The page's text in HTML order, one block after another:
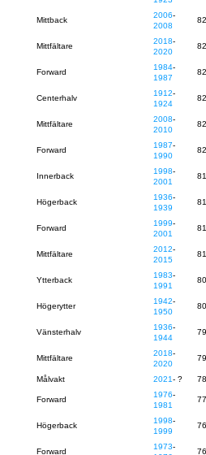
Mittback
2006-
2008
82
Mittfältare
2018-
2020
82
Forward
1984-
1987
82
Centerhalv
1912-
1924
82
Mittfältare
2008-
2010
82
Forward
1987-
1990
82
Innerback
1998-
2001
81
Högerback
1936-
1939
81
Forward
1999-
2001
81
Mittfältare
2012-
2015
81
Ytterback
1983-
1991
80
Högerytter
1942-
1950
80
Vänsterhalv
1936-
1944
79
Mittfältare
2018-
2020
79
Målvakt 2021- ? 78
Forward
1976-
1981
77
Högerback
1998-
1999
76
Forward
1973-
76